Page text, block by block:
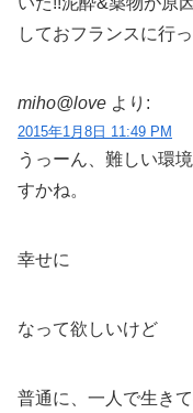
しておフランスに行
miho@love より:
2015年1月8日 11:49 PM
うっーん、難しい環
すかね。
幸せに
なって欲しいけど
普通に、一人で生き